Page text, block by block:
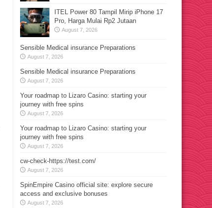
ITEL Power 80 Tampil Mirip iPhone 17
Pro, Harga Mulai Rp2 Jutaan
August 7, 2026
Sensible Medical insurance Preparations
August 7, 2026
Sensible Medical insurance Preparations
August 7, 2026
Your roadmap to Lizaro Casino: starting your
journey with free spins
August 7, 2026
Your roadmap to Lizaro Casino: starting your
journey with free spins
August 7, 2026
cw-check-https://test.com/
August 7, 2026
SpinEmpire Casino official site: explore secure
access and exclusive bonuses
August 7, 2026